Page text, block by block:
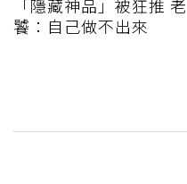
「隱藏神品」被狂推 老
饕：自己做不出來